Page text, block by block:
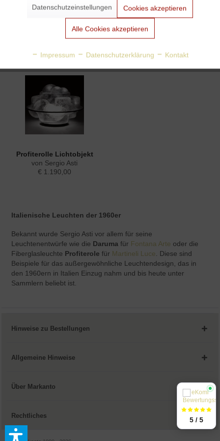
Daruma Tischleuchte 42 cm
von Sergio Asti
Mapan Universalglas
von Sergio Asti
Sofort lieferbar
Profiterolle Lichtobjekt
von Sergio Asti
€ 1.190,00
Italienische Leuchten der 1960er
Bekannt wurde Sergio Asti vor allem für seine
Leuchtenentwürfe wie die Daruma für Fontana Arte oder die
Fiberglasleuchte Profiterole für Martineli Luce. Diese sind
Beispiele für das außergewöhnliche Leuchtendesign, das in
den 1960ern in Italien Einzug nahm und bis heute unter
Sammlern beliebt ist.
Hinweise zu Bestellungen
Allgemeine Hinweise
Über Markanto
Rechtliches
5 / 5
Aktiv
Personalisierung Aktiv
Datenschutzeinstellungen Cookies akzeptieren
Alle Cookies akzeptieren
Impressum Datenschutzerklärung Kontakt